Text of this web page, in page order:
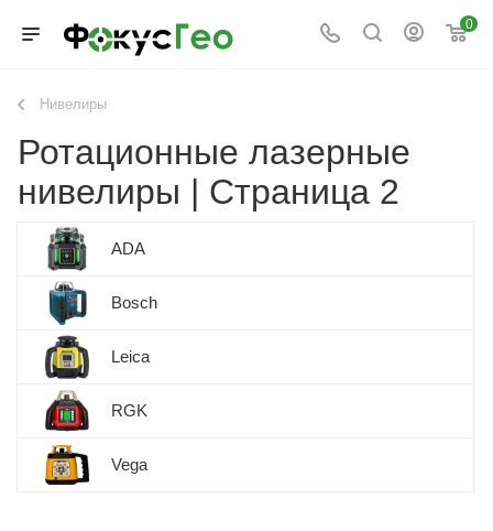
0
Нивелиры
Ротационные лазерные
нивелиры | Страница 2
ADA
Bosch
Leica
RGK
Vega